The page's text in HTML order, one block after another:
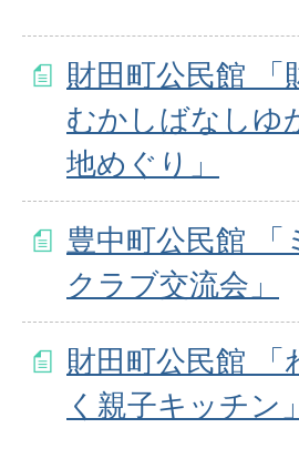
財田町公民館 「
むかしばなしゆ
地めぐり」
豊中町公民館 「
クラブ交流会」
財田町公民館 「
く親子キッチン」